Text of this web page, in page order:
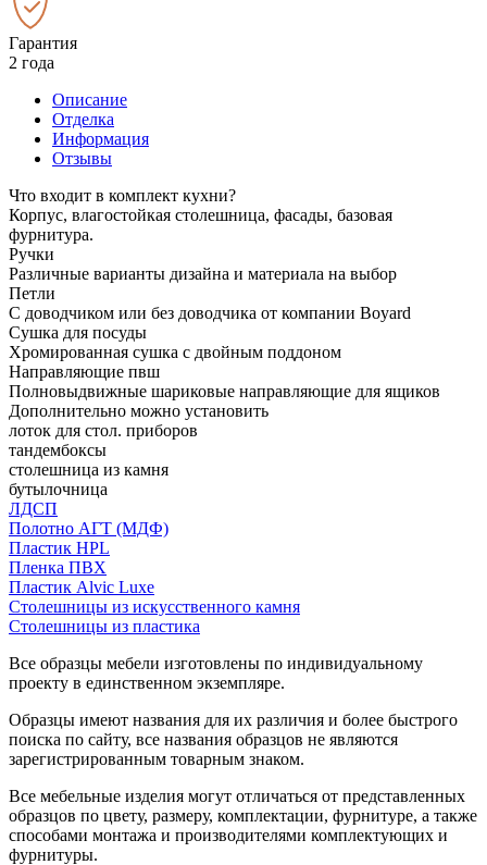
Гарантия
2 года
Описание
Отделка
Информация
Отзывы
Что входит в комплект кухни?
Корпус, влагостойкая столешница, фасады, базовая
фурнитура.
Ручки
Различные варианты дизайна и материала на выбор
Петли
С доводчиком или без доводчика от компании Boyard
Сушка для посуды
Хромированная сушка с двойным поддоном
Направляющие пвш
Полновыдвижные шариковые направляющие для ящиков
Дополнительно можно установить
лоток для стол. приборов
тандембоксы
столешница из камня
бутылочница
ЛДСП
Полотно АГТ (МДФ)
Пластик HPL
Пленка ПВХ
Пластик Alvic Luxe
Столешницы из искусственного камня
Столешницы из пластика
Все образцы мебели изготовлены по индивидуальному
проекту в единственном экземпляре.
Образцы имеют названия для их различия и более быстрого
поиска по сайту, все названия образцов не являются
зарегистрированным товарным знаком.
Все мебельные изделия могут отличаться от представленных
образцов по цвету, размеру, комплектации, фурнитуре, а также
способами монтажа и производителями комплектующих и
фурнитуры.